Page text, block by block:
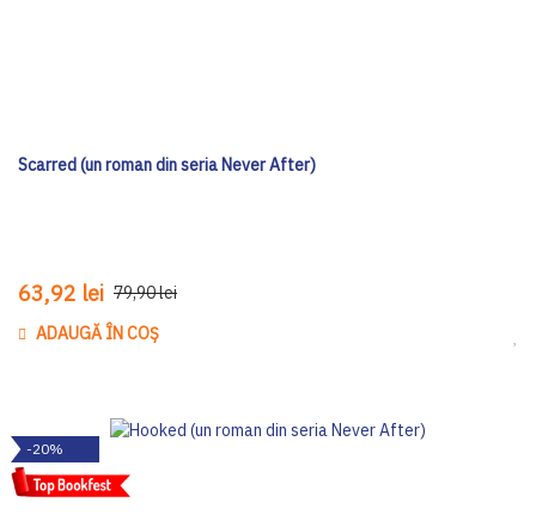
Scarred (un roman din seria Never After)
63,92 lei 79,90 lei
ADAUGĂ ÎN COȘ
-20%